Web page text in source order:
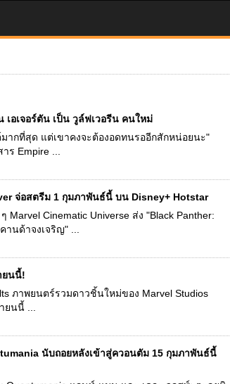
อเจอร์ตัน เป็น วูล์ฟเวอรีน คนใหม่
กที่สุด แต่เขาคงจะต้องอดทนรออีกสักหน่อยนะ"
Empire ...
จ่อสตรีม 1 กุมภาพันธ์นี้ บน Disney+ Hotstar
Cinematic Universe ส่ง "Black Panther:
นด้าจงเจริญ" ...
ยนนี้!
ภาพยนตร์รวมดาวชิ้นใหม่ของ Marvel Studios
นนี้ ...
นับถอยหลังเข้าสู่ควอนตัม 15 กุมภาพันธ์นี้